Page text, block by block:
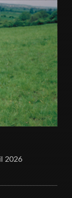
2026